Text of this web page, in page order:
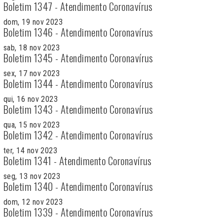
Boletim 1347 - Atendimento Coronavírus
dom, 19 nov 2023
Boletim 1346 - Atendimento Coronavírus
sab, 18 nov 2023
Boletim 1345 - Atendimento Coronavírus
sex, 17 nov 2023
Boletim 1344 - Atendimento Coronavírus
qui, 16 nov 2023
Boletim 1343 - Atendimento Coronavírus
qua, 15 nov 2023
Boletim 1342 - Atendimento Coronavírus
ter, 14 nov 2023
Boletim 1341 - Atendimento Coronavírus
seg, 13 nov 2023
Boletim 1340 - Atendimento Coronavírus
dom, 12 nov 2023
Boletim 1339 - Atendimento Coronavírus